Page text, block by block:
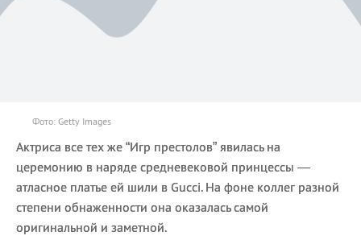
Фото: Getty Images
Актриса все тех же “Игр престолов” явилась на
церемонию в наряде средневековой принцессы —
атласное платье ей шили в Gucci. На фоне коллег разной
степени обнаженности она оказалась самой
оригинальной и заметной.